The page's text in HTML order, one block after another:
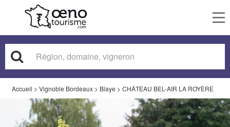
Accueil > Vignoble Bordeaux > Blaye > CHÂTEAU BEL-AIR LA ROYÈRE